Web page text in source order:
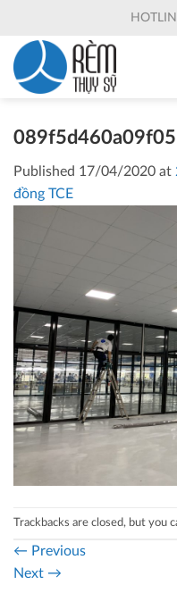
content
Published 17/04/2020 at
đồng TCE
Trackbacks are closed, but you
← Previous
Next →